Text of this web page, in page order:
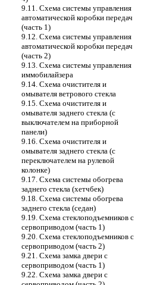
9.11. Схема системы управления
автоматической коробки передач
(часть 1)
9.12. Схема системы управления
автоматической коробки передач
(часть 2)
9.13. Схема системы управления
иммобилайзера
9.14. Схема очистителя и
омывателя ветрового стекла
9.15. Схема очистителя и
омывателя заднего стекла (с
выключателем на приборной
панели)
9.16. Схема очистителя и
омывателя заднего стекла (с
переключателем на рулевой
колонке)
9.17. Схема системы обогрева
заднего стекла (хетчбек)
9.18. Схема системы обогрева
заднего стекла (седан)
9.19. Схема стеклоподъемников с
сервоприводом (часть 1)
9.20. Схема стеклоподъемников с
сервоприводом (часть 2)
9.21. Схема замка двери с
сервоприводом (часть 1)
9.22. Схема замка двери с